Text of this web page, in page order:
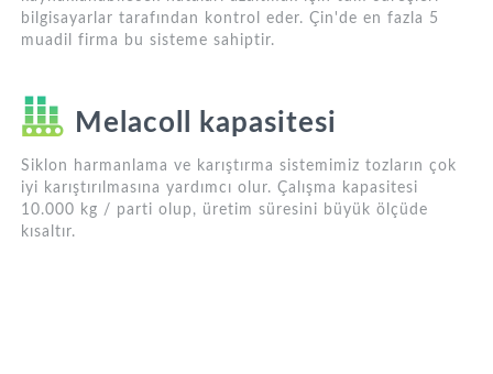
bilgisayarlar tarafından kontrol eder. Çin'de en fazla 5
muadil firma bu sisteme sahiptir.
Melacoll kapasitesi
Siklon harmanlama ve karıştırma sistemimiz tozların çok
iyi karıştırılmasına yardımcı olur. Çalışma kapasitesi
10.000 kg / parti olup, üretim süresini büyük ölçüde
kısaltır.